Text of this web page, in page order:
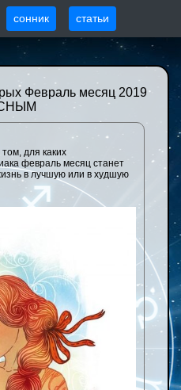
сонник статьи
Февраль месяц 2019
для каких
февраль месяц станет
в лучшую или в худшую